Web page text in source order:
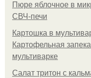
Пюре яблочное в
СВЧ-печи
Картошка в
Картофельная
мультиварке
Салат тритон с